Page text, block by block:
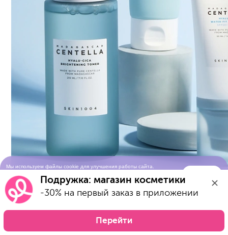
Мы используем файлы cookie для улучшения работы сайта.
использования cookie-файловПодружка: магазин косметики
-30% на первый заказ в приложении
Перейти